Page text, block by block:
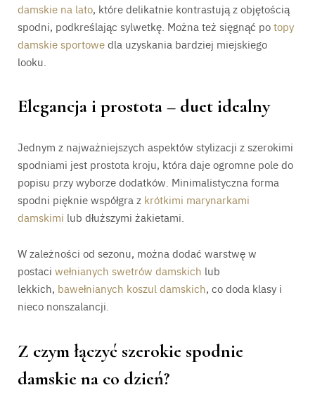
damskie na lato, które delikatnie kontrastują z objętością
spodni, podkreślając sylwetkę. Można też sięgnąć potopy
damskie sportowedla uzyskania bardziej miejskiego
looku.
Elegancja i prostota – duet idealny
Jednym z najważniejszych aspektów stylizacji z szerokimi
spodniami jest prostota kroju, która daje ogromne pole do
popisu przy wyborze dodatków. Minimalistyczna forma
spodni pięknie współgra z krótkimi marynarkami
damskimi lub dłuższymi żakietami.
W zależności od sezonu, można dodać warstwę w
postaci wełnianych swetrów damskich lub
lekkich, bawełnianych koszul damskich, co doda klasy i
nieco nonszalancji.
Z czym łączyć szerokie spodnie
damskie na co dzień?